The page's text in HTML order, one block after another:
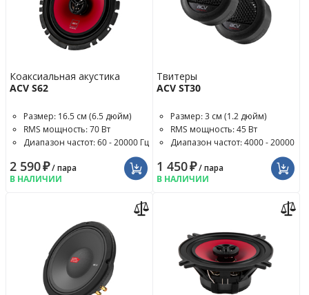
Коаксиальная акустика
ACV S62
Размер: 16.5 см (6.5 дюйм)
RMS мощность: 70 Вт
Диапазон частот: 60 - 20000 Гц
2 590₽/ пара
В НАЛИЧИИ
Твитеры
ACV ST30
Размер: 3 см (1.2 дюйм)
RMS мощность: 45 Вт
Диапазон частот: 4000 - 20000
1 450₽/ пара
В НАЛИЧИИ